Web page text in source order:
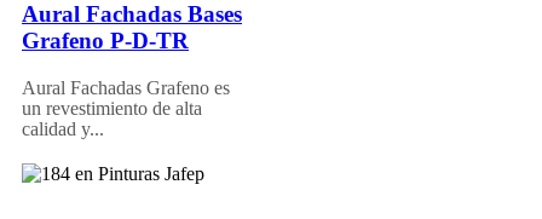
Aural Fachadas Bases
Grafeno P-D-TR
Aural Fachadas Grafeno es
un revestimiento de alta
calidad y...